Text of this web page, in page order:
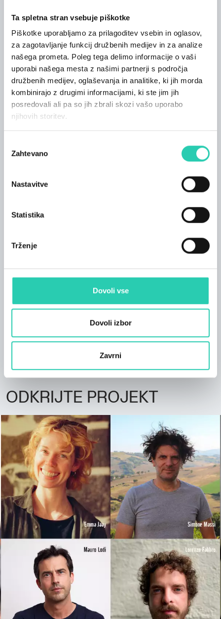
Ta spletna stran vsebuje piškotke
Piškotke uporabljamo za prilagoditev vsebin in oglasov,
za zagotavljanje funkcij družbenih medijev in za analize
našega prometa. Poleg tega delimo informacije o vaši
uporabi našega mesta z našimi partnerji s področja
družbenih medijev, oglaševanja in analitike, ki jih morda
kombinirajo z drugimi informacijami, ki ste jim jih
posredovali ali pa so jih zbrali skozi vašo uporabo
njihovih storitev.
soglasja
Zahtevano
Nastavitve
Statistika
Trženje
Dovoli vse
Dovoli izbor
Zavrni
sta odrasla v kulturno povezanem okolju
goriškega Staatsgymnasija;
L’osservatore dell’est Alberta Fasula (Neferti
Film), spretna mešanica komedije in drame
ter poklon vesternom Sergia Leoneja.
Dela podpisujejo režiserji in produkcijske hiše, že
uveljavljeni na nacionalni in mednarodni ravni, ki so
pritegnili tudi znane igralce, kot so Ksenija
Rappoport, Lucia Mascino in Giorgio Colangeli.
S skupnim trajanjem 144 minut filmi sestavljajo
mozaik jezikov in vizij. So povabilo k preseganju
resničnih ali simbolnih meja.
V primeru dežja bo dogodek potekal v Kinemaxu
*** Objava dogodkov na spletni strani GO! 2025 je
podrejena smernicam, ki so na voljo na tejpovezavi;
ne moremo jamčiti za točnost in ažurnost vseh
zvezi s tem ne prevzema nobene odgovornosti.
Priporočamo vam, da se obrnete na organizatorja
zanimajo.
ODKRIJTE PROJEKT